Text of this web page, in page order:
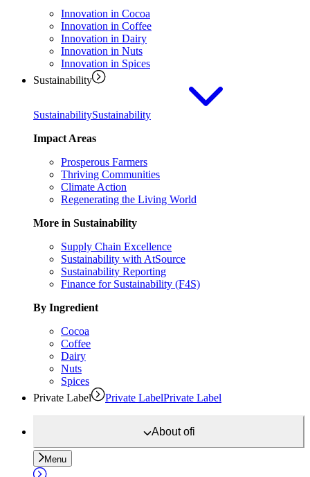
Innovation in Cocoa
Innovation in Coffee
Innovation in Dairy
Innovation in Nuts
Innovation in Spices
Sustainability
SustainabilitySustainability
Impact Areas
Prosperous Farmers
Thriving Communities
Climate Action
Regenerating the Living World
More in Sustainability
Supply Chain Excellence
Sustainability with AtSource
Sustainability Reporting
Finance for Sustainability (F4S)
By Ingredient
Cocoa
Coffee
Dairy
Nuts
Spices
Private Label
Private LabelPrivate Label
Aboutofi
Menu